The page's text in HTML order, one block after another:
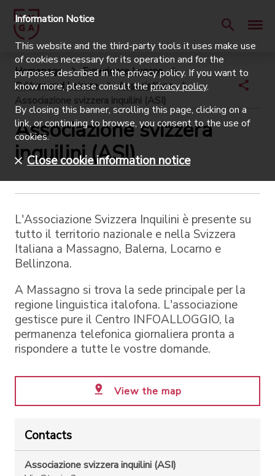
Homepage
Experience Lugano
Culture and Leisure
Associations
Associazione svizzera inquilini (ASI)
Associazione svizzera
inquilini (ASI)
L'Associazione Svizzera Inquilini è presente su
tutto il territorio nazionale e nella Svizzera
Italiana a Massagno, Balerna, Locarno e
Bellinzona.
A Massagno si trova la sede principale per la
regione linguistica italofona. L'associazione
gestisce pure il Centro INFOALLOGGIO, la
permanenza telefonica giornaliera pronta a
rispondere a tutte le vostre domande.
View the map
Contacts
Associazione svizzera inquilini (ASI)
Information Notice
This website and the third-party tools it uses make use
of cookies necessary for its operation and for the
purposes described in the privacy policy. If you want to
know more, please consult theprivacy policy.
By closing this banner, scrolling this page, clicking on a
link, or continuing to browse, you consent to the use of
cookies.
Close cookie information notice